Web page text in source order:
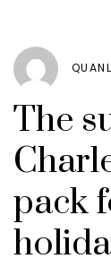
The
pack